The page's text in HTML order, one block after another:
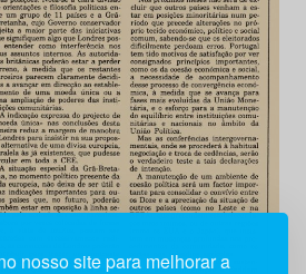
nosso site para melhorar a